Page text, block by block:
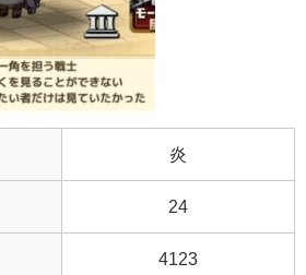
炎
24
4123